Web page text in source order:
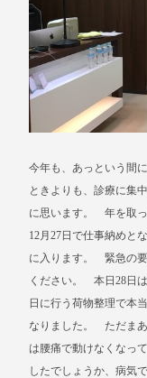
今年も、あっという間
ときよりも、診療に集
に思います。 年を取
12月27日で仕事納めと
に入ります。 緊急の
ください。 本日28日
日に行う荷物整理で本
なりました。 ただま
は腰痛で動けなくなっ
したでしょうか、病気